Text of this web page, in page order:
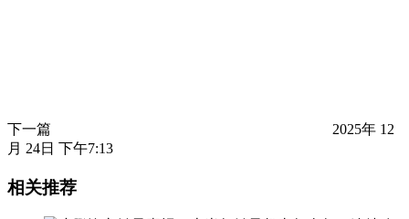
下一篇
2025年 12
月 24日 下午7:13
相关推荐